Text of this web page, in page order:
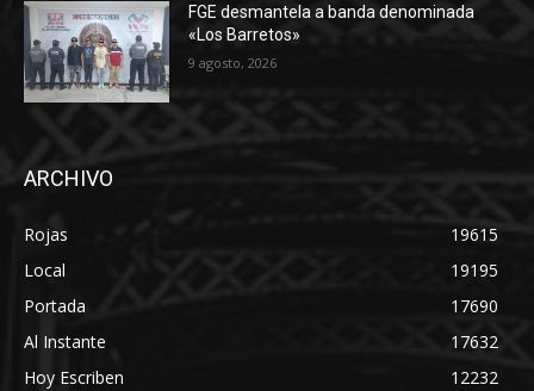
FGE desmantela a banda denominada
«Los Barretos»
9 agosto, 2026
ARCHIVO
Rojas
19615
Local
19195
Portada
17690
Al Instante
17632
Hoy Escriben
12232